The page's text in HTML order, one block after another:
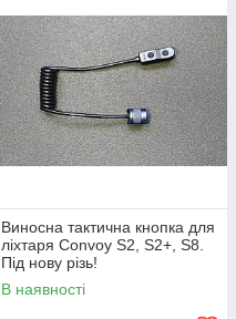
Виносна тактична кнопка для
ліхтаря Convoy S2, S2+, S8.
Під нову різь!
В наявності